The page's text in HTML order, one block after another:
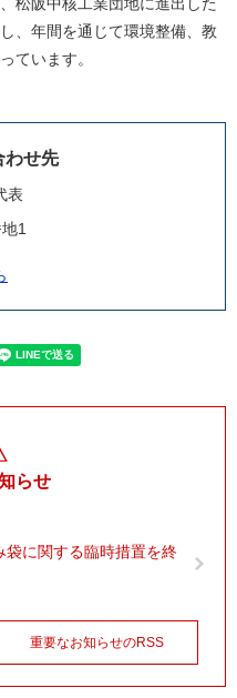
松阪中核工業団地に進出した
、年間を通じて環境整備、教
ています。
わせ先
表
1
らせ
に関する臨時措置を終
重要なお知らせのRSS